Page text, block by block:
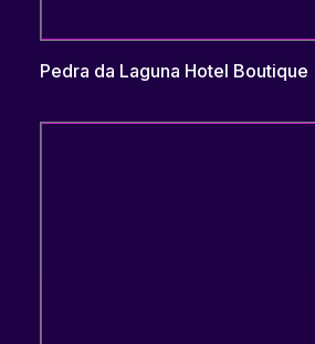
Pedra da Laguna Hotel Boutique